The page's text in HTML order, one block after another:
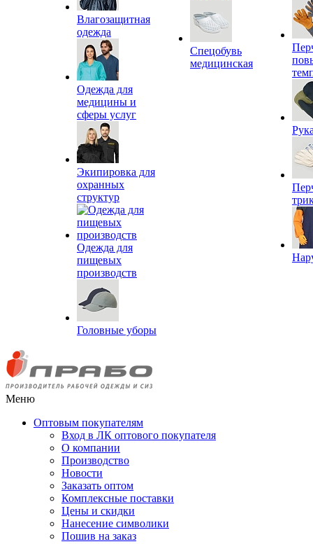
Влагозащитная
одежда
Одежда для
медицины и
сферы услуг
Экипировка для
охранных
структур
Одежда для
пищевых
производств
Головные уборы
Спецобувь
медицинская
Меню
Оптовым покупателям
Вход в ЛК оптового покупателя
О компании
Производство
Новости
Заказать оптом
Комплексные поставки
Цены и скидки
Нанесение символики
Пошив на заказ